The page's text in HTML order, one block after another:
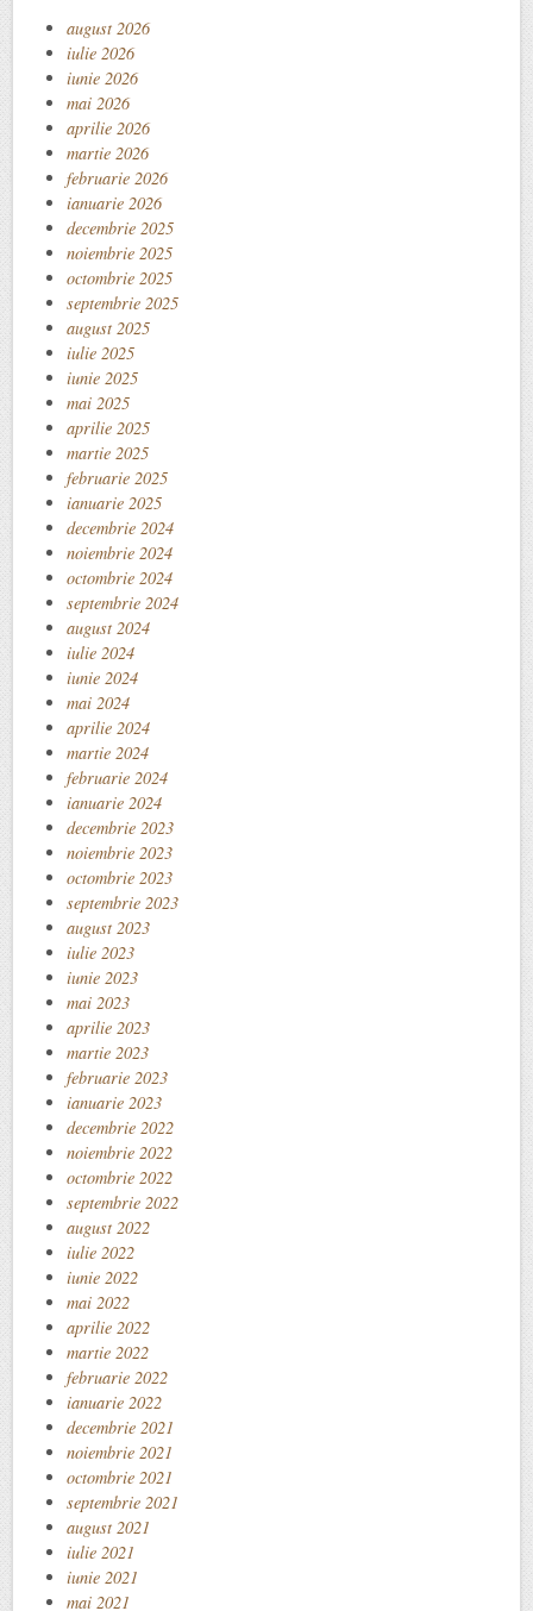
august 2026
iulie 2026
iunie 2026
mai 2026
aprilie 2026
martie 2026
februarie 2026
ianuarie 2026
decembrie 2025
noiembrie 2025
octombrie 2025
septembrie 2025
august 2025
iulie 2025
iunie 2025
mai 2025
aprilie 2025
martie 2025
februarie 2025
ianuarie 2025
decembrie 2024
noiembrie 2024
octombrie 2024
septembrie 2024
august 2024
iulie 2024
iunie 2024
mai 2024
aprilie 2024
martie 2024
februarie 2024
ianuarie 2024
decembrie 2023
noiembrie 2023
octombrie 2023
septembrie 2023
august 2023
iulie 2023
iunie 2023
mai 2023
aprilie 2023
martie 2023
februarie 2023
ianuarie 2023
decembrie 2022
noiembrie 2022
octombrie 2022
septembrie 2022
august 2022
iulie 2022
iunie 2022
mai 2022
aprilie 2022
martie 2022
februarie 2022
ianuarie 2022
decembrie 2021
noiembrie 2021
octombrie 2021
septembrie 2021
august 2021
iulie 2021
iunie 2021
mai 2021